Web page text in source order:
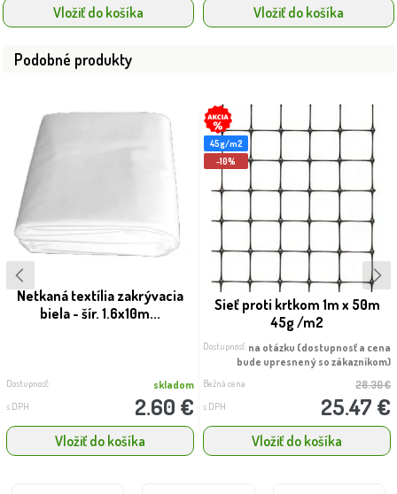
Vložiť do košíka Vložiť do košíka
Podobné produkty
Netkaná textília zakrývacia
biela - šír. 1.6x10m...
Dostupnosť: skladom
s DPH 2.60 €
Vložiť do košíka
45g/m2
-10%
Sieť proti krtkom 1m x 50m
45g /m2
Dostupnosť: na otázku (dostupnosť a cena
bude upresnený so zákazníkom)
Bežná cena 28.30 €
s DPH 25.47 €
Vložiť do košíka